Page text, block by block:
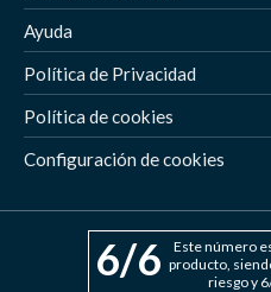
Ayuda
Política de Privacidad
Política de cookies
Configuración de cookies
6/6
Este número
producto,
riesgo y